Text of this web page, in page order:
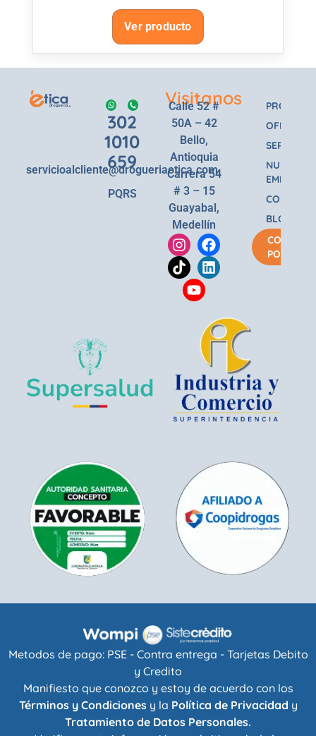
Ver producto
302
1010
659
servicioalcliente@drogueriaetica.com
PQRS
Visitanos
Calle 52 #
50A – 42
Bello,
Antioquia
Carrera 54
# 3 – 15
Guayabal,
Medellín
OFERTAS
SERVICIOS
NUESTRA
EMPRESA
BLOG
COMPRA
POR
Metodos de pago: PSE - Contra entrega - Tarjetas Debito
y Credito
Manifiesto que conozco y estoy de acuerdo con los
Términos y Condicionesy la Política de Privacidad y
Tratamiento de Datos Personales.